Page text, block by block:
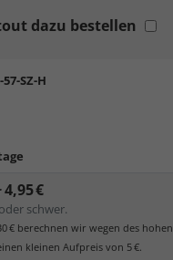
dazu bestellen
SZ-H
4,95 €
schwer.
€ berechnen wir wegen des hohen
kleinen Aufpreis von 5 €.